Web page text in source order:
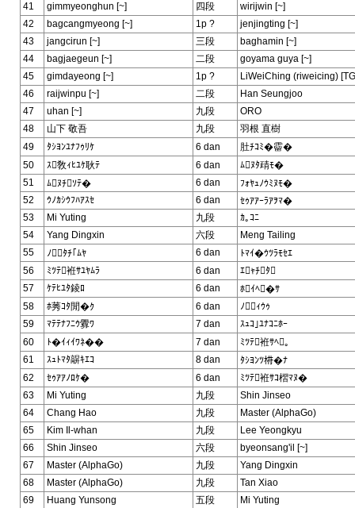
41
gimmyeonghun [~] 四段
wirijwin [~]
42
bagcangmyeong [~] 1p ?
jenjingting [~]
43
jangcirun [~] 三段
baghamin [~]
44
bagjaegeun [~] 二段
goyama guya [~]
45
gimdayeong [~] 1p ?
LiWeiChing (riweicing)
46
raijwinpu [~] 二段
Han Seungjoo
47
uhan [~] 九段
ORO
48
山下 敬吾 九段
羽根 直樹
49
ﾀｼﾖﾝﾕﾅﾌｩﾘｹ 6 dan
肚ﾁｺﾐ�霤�
50
ｽ敎ｨﾋﾕｹ耿ﾃ 6 dan
ﾑﾇﾀ靕ﾓ�
51
ﾑﾇﾁｿﾃ� 6 dan
ﾌｫﾔｭﾉｳﾐﾇﾓ�
52
ｳﾉｶｼｳﾌﾊｱｽｾ 6 dan
ｾｩｱｱｰﾗｱｦﾏ�
53
Mi Yuting 九段
ｶ｡ｺﾆ
54
Yang Dingxin 六段
Meng Tailing
55
ﾉﾀﾁ｢ﾑﾔ 6 dan
ﾄﾏｲ�ｳﾂﾗﾓｾｴ
56
ﾐﾂﾃ袵ｻﾕﾔﾑﾗ 6 dan
ｴｬﾁﾀ
57
ｹﾃﾋﾕﾀ錂ﾛ 6 dan
ﾎｲﾍ�ｻ
58
ﾎ莠ｺﾀ閒�ｸ 6 dan
ﾉｨｳｩ
59
ﾏﾃﾃﾅﾌﾆｳ釁ﾜ 7 dan
ｽｭｺ｣ﾕﾅｺﾆﾎｰ
60
ﾄ�ｲｨｲﾜﾈ�� 7 dan
ﾐﾂﾃ袵ｻﾍ｡
61
ｽｭﾄﾏﾀ髜ｷｴｺ 8 dan
ﾀｼﾖﾝﾂ﨓�ﾅ
62
ｾｩｱｱﾉﾛｹ� 6 dan
ﾐﾂﾃ袵ｻｺ槢ﾏﾇ�
63
Mi Yuting 九段
Shin Jinseo
64
Chang Hao 九段
Master (AlphaGo)
65
Kim Il-whan 九段
Lee Yeongkyu
66
Shin Jinseo 六段
byeonsang'il [~]
67
Master (AlphaGo) 九段
Yang Dingxin
68
Master (AlphaGo) 九段
Tan Xiao
69
Huang Yunsong 五段
Mi Yuting